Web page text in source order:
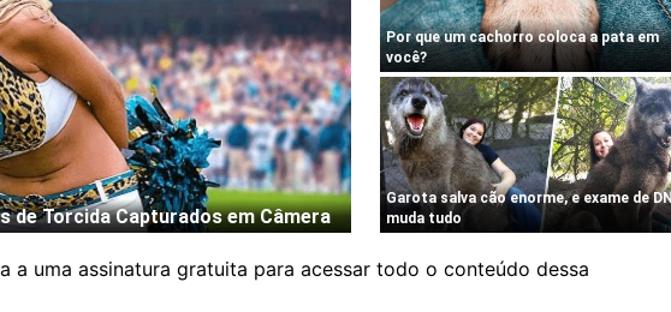
a uma assinatura gratuita para acessar todo o conteúdo dessa